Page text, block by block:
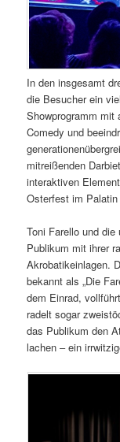
In den insgesamt
die Besucher ein
Showprogramm mit
Comedy und
mitreißenden
interaktiven
Osterfest im
Toni Farello und
Publikum mit ihrer
Akrobatikeinlagen.
bekannt als „Die
dem Einrad,
radelt sogar
das Publikum den
lachen – ein